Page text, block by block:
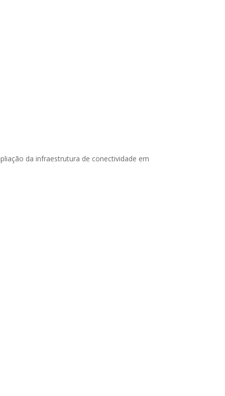
da infraestrutura de conectividade em